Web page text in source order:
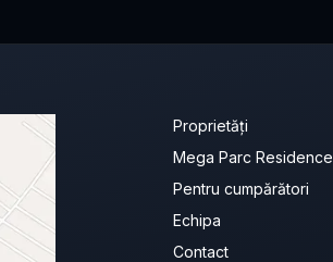
Proprietăți
Mega Parc Residence
Pentru cumpărători
Echipa
Contact